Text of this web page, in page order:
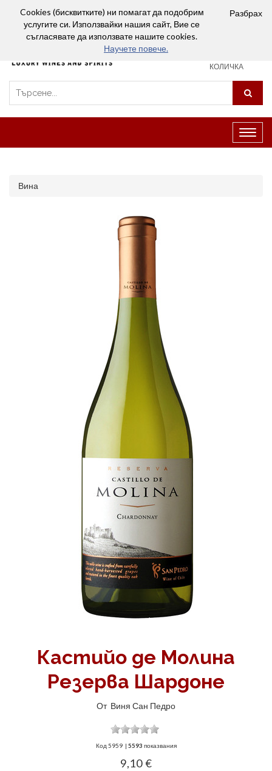
Разбрах
Cookies (бисквитките) ни помагат да подобрим
услугите си. Използвайки нашия сайт, Вие се
съгласявате да използвате нашите cookies.
Научете повече.
КОЛИЧКА
на
Вина
Кастийо де Молина
Резерва Шардоне
От Виня Сан Педро
Код 5959 | 5593 показвания
9,10 €